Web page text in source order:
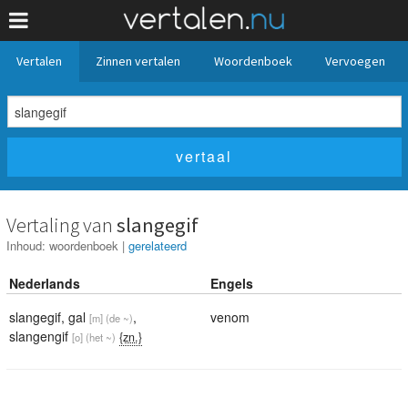
Vertalen Zinnen vertalen Woordenboek Vervoegen
Vertaling van slangegif
Inhoud: woordenboek | gerelateerd
Nederlands
Engels
slangegif, gal [m] (de ~),
slangengif [o] (het ~) {zn.}
venom